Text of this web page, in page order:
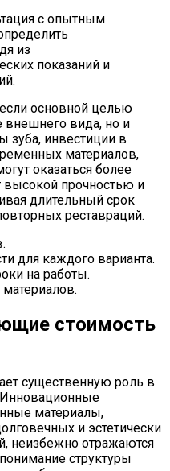
с опытным
из
показаний и
основной целью
внешнего вида, но и
зуба, инвестиции в
материалов,
оказаться более
прочностью и
длительный срок
реставраций.
для каждого варианта.
на работы.
стоимость
существенную роль в
материалы,
и эстетически
неизбежно отражаются
структуры